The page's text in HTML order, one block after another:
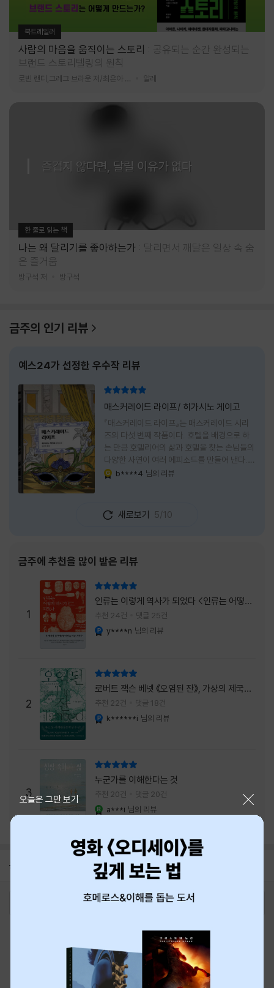
북트레일러
사람의 마음을 움직이는 스토리
공유되는 순간 완성되는
브랜드 스토리텔링의 원칙
알레
즐겁지 않다면, 달릴 이유가 없다
한 줄로 읽는 책
나는 왜 달리기를 좋아하는가
달리면서 깨달은 일상 속 숨
은 즐거움
방구석 저 방구석
금주의 인기 리뷰
예스24가 선정한 우수작 리뷰
매스커레이드 라이프/ 히가시노 게이고
『매스커레이드 라이프』는 매스커레이드 시리
즈의 다섯 번째 작품이다. 호텔을 배경으로 하
는 만큼 호텔리어의 삶과 호텔을 찾는 손님들의
다양한 사연이 여러 에피소드를 만들어 낸다.
주인공은 호텔리어로서의 완벽함을 꿈꾸는 야
는 과정에서 나오미가 다치게 되자, 고스케는
모든 책임을 지고 형사직에서 물러난다. 하지만
을 받게 된다. 그렇게 끝난 4권 이후, 나는 5권
이 출간되기만을 기다렸다. 형사가 아닌 호텔리
어가 된 닛타 고스케의 모습이 무척 궁금했기
때문이다. 그동안 호텔에서 잠복 수사를 하며
어설픈 호텔리어의 가면을 쓰고 있었다면, 이제
는 가면
b****4 님의 리뷰
새로보기 5/10
금주에 추천을 많이 받은 리뷰
1
인류는 이렇게 역사가 되었다 <인류는 어떻게
역사가 되었나>
추천 24건 댓글 25건
y****n 님의 리뷰
2
로버트 잭슨 베넷 《오염된 잔》, 가상의 제국이
주는 실감과 미스터리 사건의 치밀함이 이루어
내는 최상의 시너지...
추천 22건 댓글 18건
k******i 님의 리뷰
3
누군가를 이해한다는 것
추천 20건 댓글 20건
a***i 님의 리뷰
공지 8월 신용카드 무이자할부 안내
오늘은 그만 보기
최근 본 상품
티켓 1544-6399
중고샵 1566-4295
eBook 1:1문의/채팅상담
예스이십사(주) 사업자 정보
이용약관
개인정보처리방침
청소년보호정책